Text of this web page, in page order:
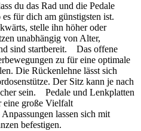
du das Rad und die Pedale
für dich am günstigsten ist.
stelle ihn höher oder
unabhängig von Alter,
sind startbereit. Das offene
zu für eine optimale
Die Rückenlehne lässt sich
Der Sitz kann je nach
sein. Pedale und Lenkplatten
eine große Vielfalt
lassen sich mit
befestigen.